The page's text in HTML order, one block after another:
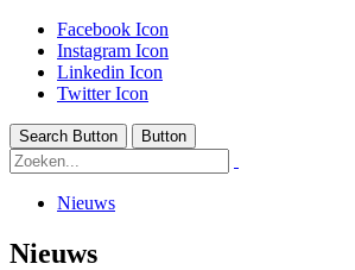
Facebook Icon
Instagram Icon
Linkedin Icon
Twitter Icon
Search Button Button
Nieuws
Nieuws